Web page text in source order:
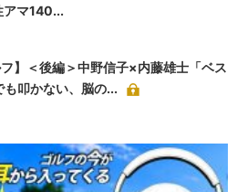
マ140...
フ】＜後編＞中野信子×内藤雄士「ベス
も叩かない、脳の...